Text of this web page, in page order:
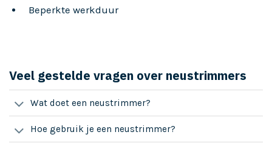
Beperkte werkduur
Veel gestelde vragen over neustrimmers
Wat doet een neustrimmer?
Hoe gebruik je een neustrimmer?